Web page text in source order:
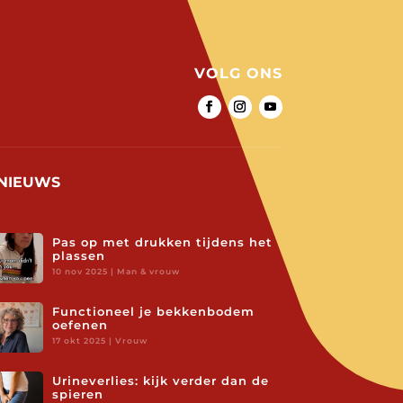
VOLG ONS
Pas op met drukken tijdens het
plassen
10 nov 2025 | Man & vrouw
Functioneel je bekkenbodem
oefenen
17 okt 2025 |Vrouw
Urineverlies: kijk verder dan de
spieren